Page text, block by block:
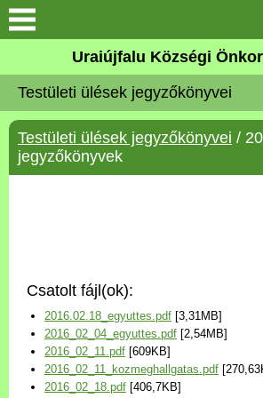
Köszöntő
Elérhetőségek
Uraiújfalu
Választási információk
Versenyképes Járások
Program
Uraiújfalu Községi
Testületi ülések jegyzőkönyvei
Testületi ülések jegyzőkönyvei /
jegyzőkönyvek
Csatolt fájl(ok):
2016.02.18_egyuttes.pdf [3,31MB]
2016_02_04_egyuttes.pdf [2,54MB]
2016_02_11.pdf [609KB]
2016_02_11_kozmeghallgatas.pdf
2016_02_18.pdf [406,7KB]